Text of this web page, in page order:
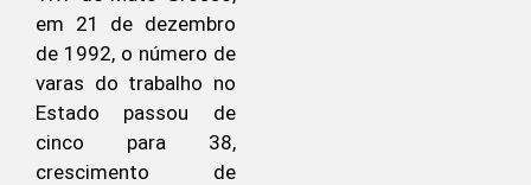
em 21 de dezembro
de 1992, o número de
varas do trabalho no
Estado passou de
cinco para 38,
crescimento de